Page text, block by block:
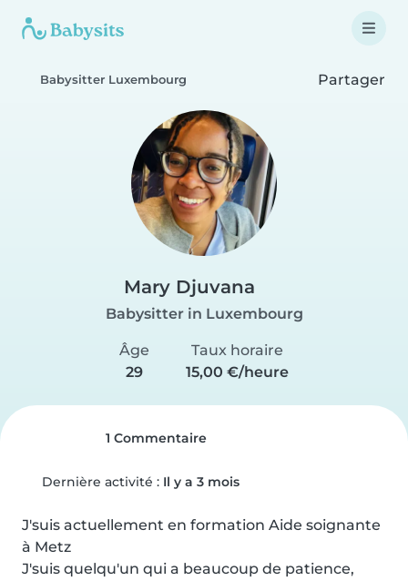
Babysitter Luxembourg Partager
Mary Djuvana
Babysitter in Luxembourg
Âge
29
Taux horaire
15,00 €/heure
1 Commentaire
Dernière activité : Il y a 3 mois
J'suis actuellement en formation Aide soignante
à Metz
J'suis quelqu'un qui a beaucoup de patience,